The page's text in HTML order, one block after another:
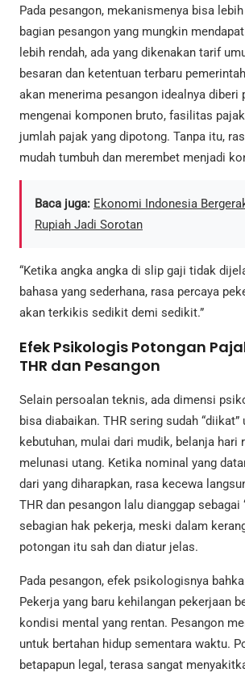
Pada pesangon, mekanismenya bisa
bagian pesangon yang mungkin
lebih rendah, ada yang dikenakan tarif
besaran dan ketentuan terbaru
akan menerima pesangon idealnya diberi
mengenai komponen bruto, fasilitas
jumlah pajak yang dipotong. Tanpa itu,
mudah tumbuh dan merembet menjadi
Baca juga: Ekonomi Indonesia
Rupiah Jadi Sorotan
“Ketika angka angka di slip gaji tidak
bahasa yang sederhana, rasa percaya
akan terkikis sedikit demi sedikit.”
Efek Psikologis Potongan
THR dan Pesangon
Selain persoalan teknis, ada dimensi
bisa diabaikan. THR sering sudah “diikat”
kebutuhan, mulai dari mudik, belanja hari
melunasi utang. Ketika nominal yang
dari yang diharapkan, rasa kecewa
THR dan pesangon lalu dianggap sebagai
sebagian hak pekerja, meski dalam
potongan itu sah dan diatur jelas.
Pada pesangon, efek psikologisnya
Pekerja yang baru kehilangan pekerjaan
kondisi mental yang rentan. Pesangon
untuk bertahan hidup sementara waktu.
betapapun legal, terasa sangat